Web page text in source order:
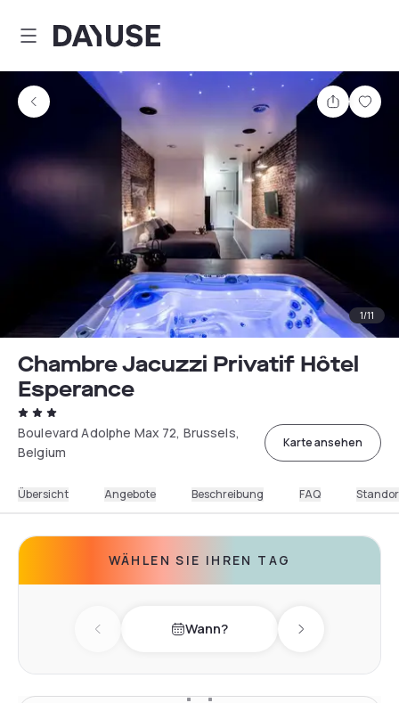
Dayuse
Teilen
1/11
Chambre Jacuzzi Privatif Hôtel
Esperance
Boulevard Adolphe Max 72, Brussels,
Belgium
Karte ansehen
Übersicht Angebote Beschreibung FAQ
WÄHLEN SIE IHREN TAG
Previous day Wann? Next day